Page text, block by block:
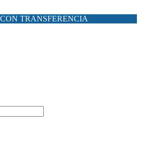
TRANSFERENCIA